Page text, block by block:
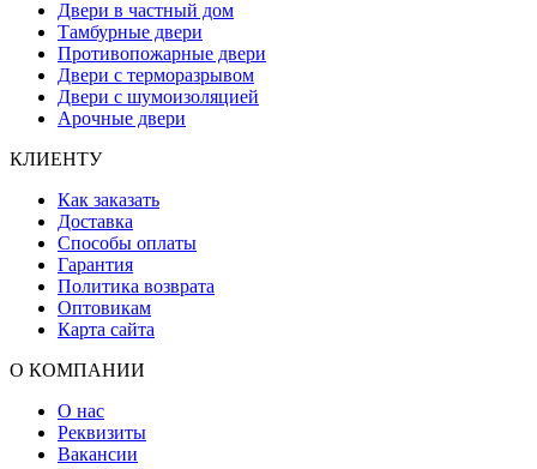
Двери в частный дом
Тамбурные двери
Противопожарные двери
Двери с терморазрывом
Двери с шумоизоляцией
Арочные двери
КЛИЕНТУ
Как заказать
Доставка
Способы оплаты
Гарантия
Политика возврата
Оптовикам
Карта сайта
О КОМПАНИИ
О нас
Реквизиты
Вакансии